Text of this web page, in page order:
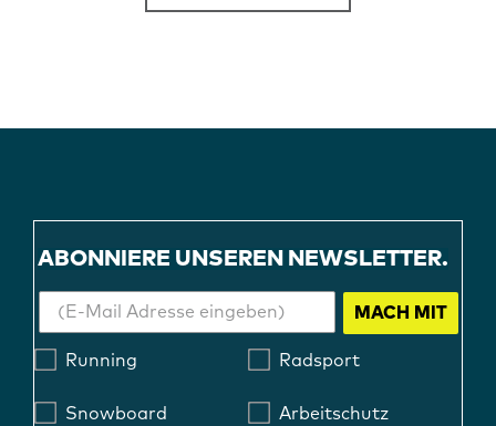
ABONNIERE UNSEREN NEWSLETTER.
MACH MIT
Running Radsport
Snowboard Arbeitschutz